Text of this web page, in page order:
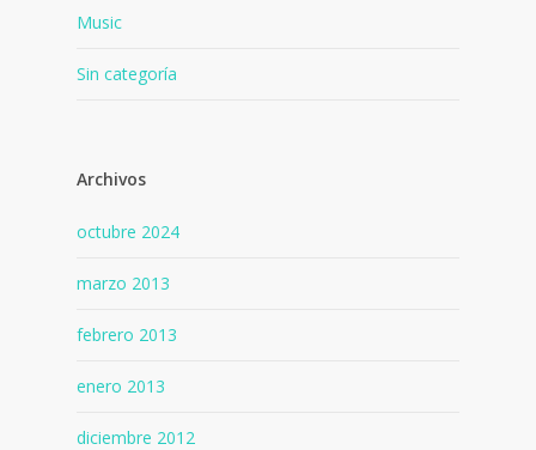
Music
Sin categoría
Archivos
octubre 2024
marzo 2013
febrero 2013
enero 2013
diciembre 2012